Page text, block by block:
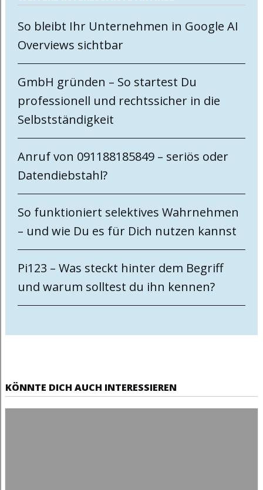
So bleibt Ihr Unternehmen in Google AI
Overviews sichtbar
GmbH gründen – So startest Du
professionell und rechtssicher in die
Selbstständigkeit
Anruf von 091188185849 – seriös oder
Datendiebstahl?
So funktioniert selektives Wahrnehmen
– und wie Du es für Dich nutzen kannst
Pi123 – Was steckt hinter dem Begriff
und warum solltest du ihn kennen?
KÖNNTE DICH AUCH INTERESSIEREN